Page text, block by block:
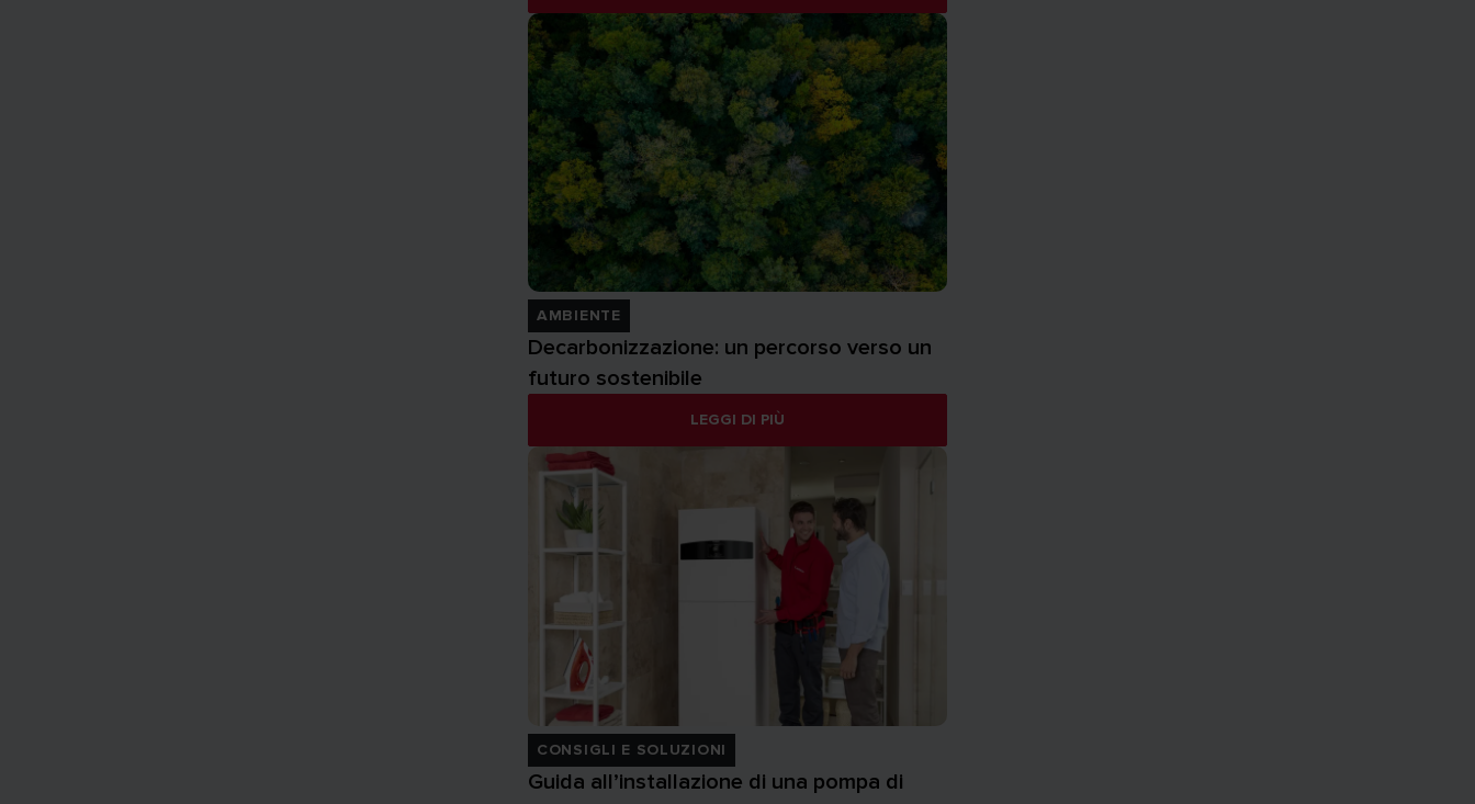
AMBIENTE
Decarbonizzazione: un percorso verso un
futuro sostenibile
LEGGI DI PIÙ
CONSIGLI E SOLUZIONI
Guida all’installazione di una pompa di